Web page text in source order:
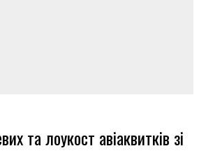
та лоукост авіаквитків зі